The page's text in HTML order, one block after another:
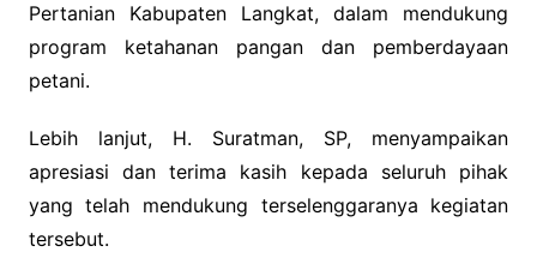
Pertanian Kabupaten Langkat, dalam mendukung
program ketahanan pangan dan pemberdayaan
petani.
Lebih lanjut, H. Suratman, SP, menyampaikan
apresiasi dan terima kasih kepada seluruh pihak
yang telah mendukung terselenggaranya kegiatan
tersebut.